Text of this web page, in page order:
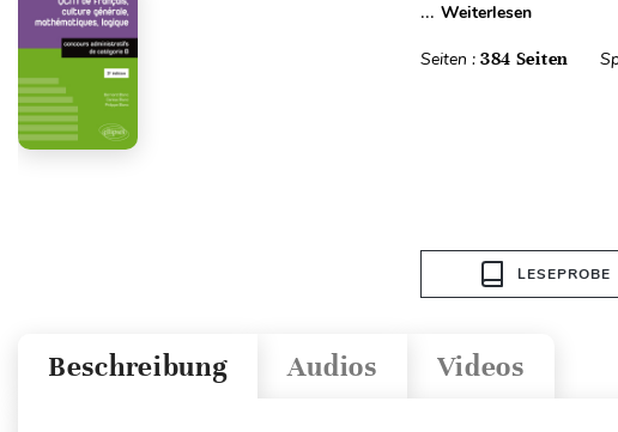
... Weiterlesen
Seiten : 384 Seiten
LESEPROBE
Videos
Audios
Beschreibung